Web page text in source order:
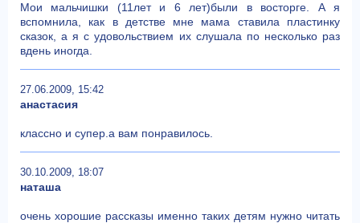
Мои мальчишки (11лет и 6 лет)были в восторге. А я
вспомнила, как в детстве мне мама ставила пластинку
сказок, а я с удовольствием их слушала по несколько раз
вдень иногда.
27.06.2009, 15:42
анастасия
классно и супер.а вам понравилось.
30.10.2009, 18:07
наташа
очень хорошие рассказы именно таких детям нужно читать